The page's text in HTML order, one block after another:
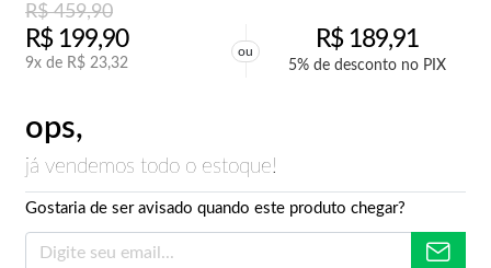
R$459,90
R$199,90
9x de R$ 23,32
ou R$189,91
5% de desconto no PIX
ops,
já vendemos todo o estoque!
Gostaria de ser avisado quando este produto chegar?